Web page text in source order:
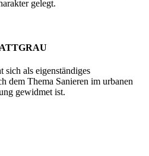
gelegt.
als eigenständiges
dem Thema Sanieren im urbanen
gewidmet ist.